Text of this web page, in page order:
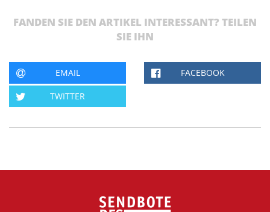
FANDEN SIE DEN ARTIKEL INTERESSANT? TEILEN
SIE IHN
EMAIL FACEBOOK
TWITTER